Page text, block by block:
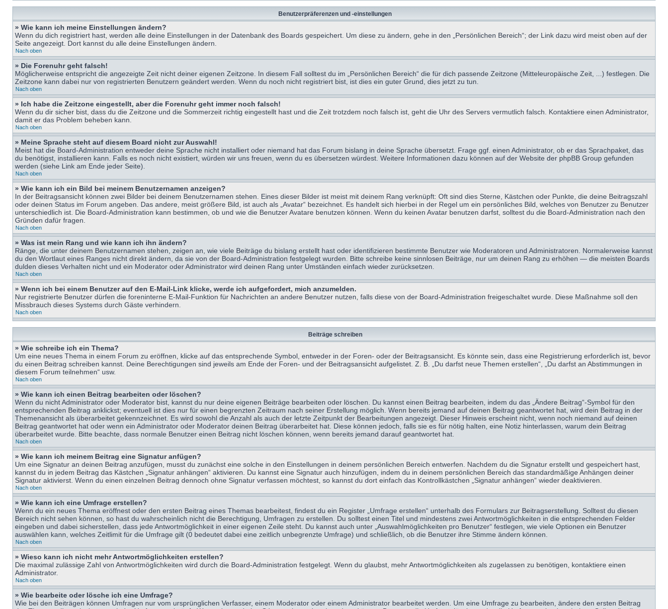
Benutzerpräferenzen und -einstellungen
» Wie kann ich meine Einstellungen ändern?
Wenn du dich registriert hast, werden alle deine Einstellungen in der Datenbank des Boards gespeichert. Um diese zu ändern, gehe in den „Persönlichen Bereich“; der Link dazu wird meist oben auf der
Seite angezeigt. Dort kannst du alle deine Einstellungen ändern.
Nach oben
» Die Forenuhr geht falsch!
Möglicherweise entspricht die angezeigte Zeit nicht deiner eigenen Zeitzone. In diesem Fall solltest du im „Persönlichen Bereich“ die für dich passende Zeitzone (Mitteleuropäische Zeit, ...) festlegen. Die
Zeitzone kann dabei nur von registrierten Benutzern geändert werden. Wenn du noch nicht registriert bist, ist dies ein guter Grund, dies jetzt zu tun.
Nach oben
» Ich habe die Zeitzone eingestellt, aber die Forenuhr geht immer noch falsch!
Wenn du dir sicher bist, dass du die Zeitzone und die Sommerzeit richtig eingestellt hast und die Zeit trotzdem noch falsch ist, geht die Uhr des Servers vermutlich falsch. Kontaktiere einen Administrator,
damit er das Problem beheben kann.
Nach oben
» Meine Sprache steht auf diesem Board nicht zur Auswahl!
Meist hat die Board-Administration entweder deine Sprache nicht installiert oder niemand hat das Forum bislang in deine Sprache übersetzt. Frage ggf. einen Administrator, ob er das Sprachpaket, das
du benötigst, installieren kann. Falls es noch nicht existiert, würden wir uns freuen, wenn du es übersetzen würdest. Weitere Informationen dazu können auf der Website der phpBB Group gefunden
werden (siehe Link am Ende jeder Seite).
Nach oben
» Wie kann ich ein Bild bei meinem Benutzernamen anzeigen?
In der Beitragsansicht können zwei Bilder bei deinem Benutzernamen stehen. Eines dieser Bilder ist meist mit deinem Rang verknüpft: Oft sind dies Sterne, Kästchen oder Punkte, die deine Beitragszahl
oder deinen Status im Forum angeben. Das andere, meist größere Bild, ist auch als „Avatar“ bezeichnet. Es handelt sich hierbei in der Regel um ein persönliches Bild, welches von Benutzer zu Benutzer
unterschiedlich ist. Die Board-Administration kann bestimmen, ob und wie die Benutzer Avatare benutzen können. Wenn du keinen Avatar benutzen darfst, solltest du die Board-Administration nach den
Gründen dafür fragen.
Nach oben
» Was ist mein Rang und wie kann ich ihn ändern?
Ränge, die unter deinem Benutzernamen stehen, zeigen an, wie viele Beiträge du bislang erstellt hast oder identifizieren bestimmte Benutzer wie Moderatoren und Administratoren. Normalerweise kannst
du den Wortlaut eines Ranges nicht direkt ändern, da sie von der Board-Administration festgelegt wurden. Bitte schreibe keine sinnlosen Beiträge, nur um deinen Rang zu erhöhen — die meisten Boards
dulden dieses Verhalten nicht und ein Moderator oder Administrator wird deinen Rang unter Umständen einfach wieder zurücksetzen.
Nach oben
» Wenn ich bei einem Benutzer auf den E-Mail-Link klicke, werde ich aufgefordert, mich anzumelden.
Nur registrierte Benutzer dürfen die foreninterne E-Mail-Funktion für Nachrichten an andere Benutzer nutzen, falls diese von der Board-Administration freigeschaltet wurde. Diese Maßnahme soll den
Missbrauch dieses Systems durch Gäste verhindern.
Nach oben
Beiträge schreiben
» Wie schreibe ich ein Thema?
Um eine neues Thema in einem Forum zu eröffnen, klicke auf das entsprechende Symbol, entweder in der Foren- oder der Beitragsansicht. Es könnte sein, dass eine Registrierung erforderlich ist, bevor
du einen Beitrag schreiben kannst. Deine Berechtigungen sind jeweils am Ende der Foren- und der Beitragsansicht aufgelistet. Z. B. „Du darfst neue Themen erstellen“, „Du darfst an Abstimmungen in
diesem Forum teilnehmen“ usw.
Nach oben
» Wie kann ich einen Beitrag bearbeiten oder löschen?
Wenn du nicht Administrator oder Moderator bist, kannst du nur deine eigenen Beiträge bearbeiten oder löschen. Du kannst einen Beitrag bearbeiten, indem du das „Ändere Beitrag“-Symbol für den
entsprechenden Beitrag anklickst; eventuell ist dies nur für einen begrenzten Zeitraum nach seiner Erstellung möglich. Wenn bereits jemand auf deinen Beitrag geantwortet hat, wird dein Beitrag in der
Themenansicht als überarbeitet gekennzeichnet. Es wird sowohl die Anzahl als auch der letzte Zeitpunkt der Bearbeitungen angezeigt. Dieser Hinweis erscheint nicht, wenn noch niemand auf deinen
Beitrag geantwortet hat oder wenn ein Administrator oder Moderator deinen Beitrag überarbeitet hat. Diese können jedoch, falls sie es für nötig halten, eine Notiz hinterlassen, warum dein Beitrag
überarbeitet wurde. Bitte beachte, dass normale Benutzer einen Beitrag nicht löschen können, wenn bereits jemand darauf geantwortet hat.
Nach oben
» Wie kann ich meinem Beitrag eine Signatur anfügen?
Um eine Signatur an deinen Beitrag anzufügen, musst du zunächst eine solche in den Einstellungen in deinem persönlichen Bereich entwerfen. Nachdem du die Signatur erstellt und gespeichert hast,
kannst du in jedem Beitrag das Kästchen „Signatur anhängen“ aktivieren. Du kannst eine Signatur auch hinzufügen, indem du in deinem persönlichen Bereich das standardmäßige Anhängen deiner
Signatur aktivierst. Wenn du einen einzelnen Beitrag dennoch ohne Signatur verfassen möchtest, so kannst du dort einfach das Kontrollkästchen „Signatur anhängen“ wieder deaktivieren.
Nach oben
» Wie kann ich eine Umfrage erstellen?
Wenn du ein neues Thema eröffnest oder den ersten Beitrag eines Themas bearbeitest, findest du ein Register „Umfrage erstellen“ unterhalb des Formulars zur Beitragserstellung. Solltest du diesen
Bereich nicht sehen können, so hast du wahrscheinlich nicht die Berechtigung, Umfragen zu erstellen. Du solltest einen Titel und mindestens zwei Antwortmöglichkeiten in die entsprechenden Felder
eingeben und dabei sicherstellen, dass jede Antwortmöglichkeit in einer eigenen Zeile steht. Du kannst auch unter „Auswahlmöglichkeiten pro Benutzer“ festlegen, wie viele Optionen ein Benutzer
auswählen kann, welches Zeitlimit für die Umfrage gilt (0 bedeutet dabei eine zeitlich unbegrenzte Umfrage) und schließlich, ob die Benutzer ihre Stimme ändern können.
Nach oben
» Wieso kann ich nicht mehr Antwortmöglichkeiten erstellen?
Die maximal zulässige Zahl von Antwortmöglichkeiten wird durch die Board-Administration festgelegt. Wenn du glaubst, mehr Antwortmöglichkeiten als zugelassen zu benötigen, kontaktiere einen
Administrator.
Nach oben
» Wie bearbeite oder lösche ich eine Umfrage?
Wie bei den Beiträgen können Umfragen nur vom ursprünglichen Verfasser, einem Moderator oder einem Administrator bearbeitet werden. Um eine Umfrage zu bearbeiten, ändere den ersten Beitrag